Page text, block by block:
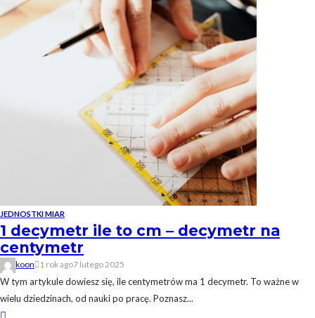
JEDNOSTKI MIAR
1 decymetr ile to cm – decymetr na
centymetr
koon 1 rok ago7 lutego 2025
W tym artykule dowiesz się, ile centymetrów ma 1 decymetr. To ważne w
wielu dziedzinach, od nauki po pracę. Poznasz...